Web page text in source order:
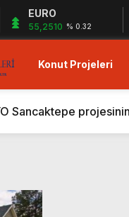
EURO
55,2510 % 0.32
Konut Projeleri
Ormanyaka’da 2023
Yardım
Sancaktepe projesinin
Halkalı projesi
140 milyon
Evleri Antalya’da